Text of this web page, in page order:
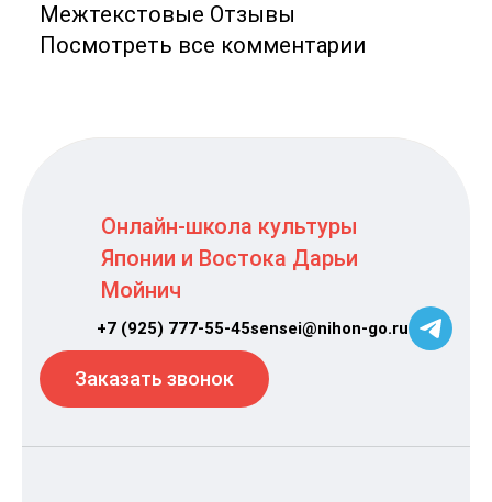
Межтекстовые Отзывы
Посмотреть все комментарии
Онлайн-школа культуры
Японии и Востока Дарьи
Мойнич
+7 (925) 777-55-45sensei@nihon-go.ru
Заказать звонок